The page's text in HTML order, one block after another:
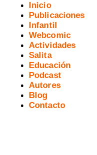
Inicio
Publicaciones
Infantil
Webcomic
Actividades
Salita
Educación
Podcast
Autores
Blog
Contacto